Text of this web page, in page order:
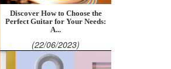
Discover How to Choose the
Perfect Guitar for Your Needs:
A...
(22/06/2023)